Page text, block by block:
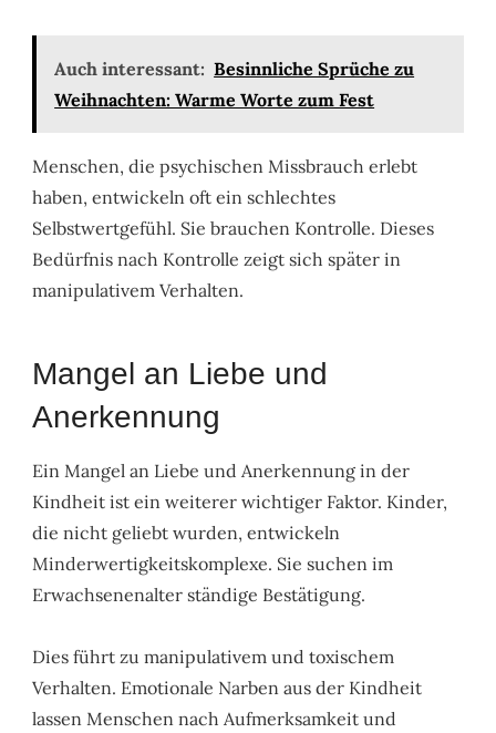
Auch interessant: Besinnliche Sprüche zu
Weihnachten: Warme Worte zum Fest
Menschen, die psychischen Missbrauch erlebt
haben, entwickeln oft ein schlechtes
Selbstwertgefühl. Sie brauchen Kontrolle. Dieses
Bedürfnis nach Kontrolle zeigt sich später in
manipulativem Verhalten.
Mangel an Liebe und
Anerkennung
Ein Mangel an Liebe und Anerkennung in der
Kindheit ist ein weiterer wichtiger Faktor. Kinder,
die nicht geliebt wurden, entwickeln
Minderwertigkeitskomplexe. Sie suchen im
Erwachsenenalter ständige Bestätigung.
Dies führt zu manipulativem und toxischem
Verhalten. Emotionale Narben aus der Kindheit
lassen Menschen nach Aufmerksamkeit und